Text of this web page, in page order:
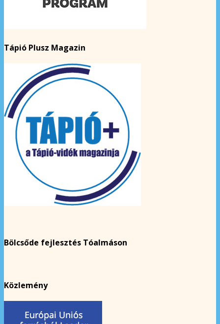
Tápió Plusz Magazin
Bölcsőde fejlesztés Tóalmáson
Közlemény